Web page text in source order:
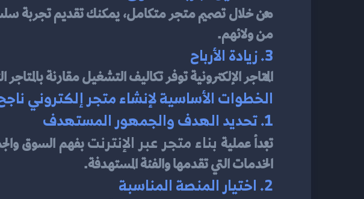
من ولائهم.
3. زيادة الأرباح
المتاجر الإلكترونية توفر تكاليف التشغيل مقارنة
الخطوات الأساسية لإنشاء متجر إلكتروني
1. تحديد الهدف والجمهور المستهدف
تبدأ عملية بناء متجر عبر الإنترنت
الخدمات التي تقدمها والفئة المستهدفة.
2. اختيار المنصة المناسبة